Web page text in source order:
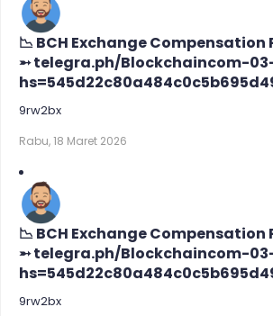
📉 BCH Exchange
➵ telegra.ph/Blockchaincom-
9rw2bx
Rabu, 18 Maret 2026
📉 BCH Exchange
➵ telegra.ph/Blockchaincom-
9rw2bx